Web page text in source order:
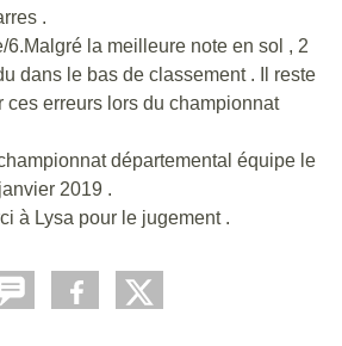
.
6.Malgré la meilleure note en sol , 2
dans le bas de classement . Il reste
ces erreurs lors du championnat
départemental équipe le
2019 .
à Lysa pour le jugement .